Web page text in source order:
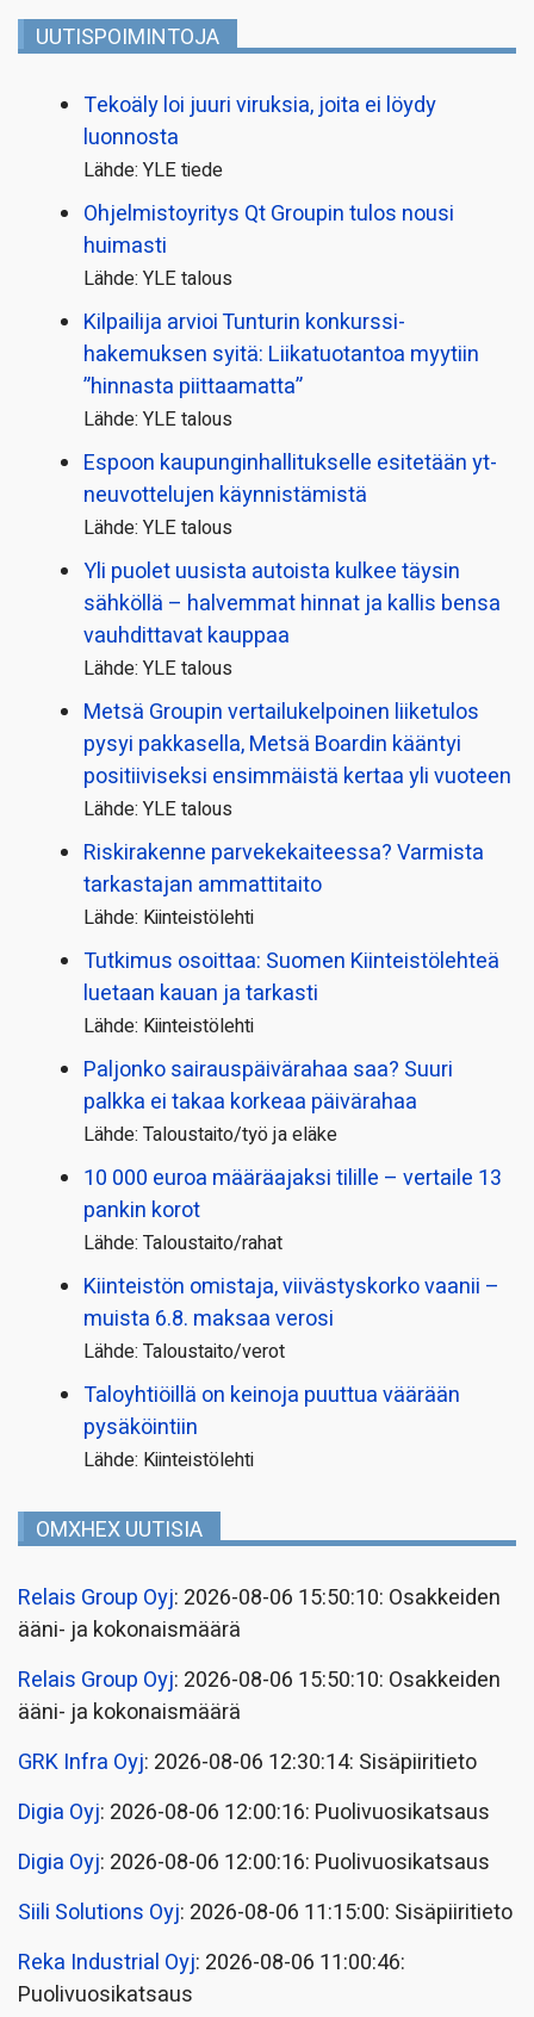
UUTISPOIMINTOJA
Tekoäly loi juuri viruksia, joita ei löydy
luonnosta
Lähde: YLE tiede
Ohjelmistoyritys Qt Groupin tulos nousi
huimasti
Lähde: YLE talous
Kilpailija arvioi Tunturin konkurssi­
hakemuksen syitä: Liikatuotantoa myytiin
”hinnasta piittaamatta”
Lähde: YLE talous
Espoon kaupungin­hallitukselle esitetään yt-
neuvottelujen käynnistämistä
Lähde: YLE talous
Yli puolet uusista autoista kulkee täysin
sähköllä – halvemmat hinnat ja kallis bensa
vauhdittavat kauppaa
Lähde: YLE talous
Metsä Groupin vertailu­kelpoinen liiketulos
pysyi pakkasella, Metsä Boardin kääntyi
positiiviseksi ensimmäistä kertaa yli vuoteen
Lähde: YLE talous
Riskirakenne parvekekaiteessa? Varmista
tarkastajan ammattitaito
Lähde: Kiinteistölehti
Tutkimus osoittaa: Suomen Kiinteistölehteä
luetaan kauan ja tarkasti
Lähde: Kiinteistölehti
Paljonko sairauspäivä­rahaa saa? Suuri
palkka ei takaa korkeaa päivärahaa
Lähde: Taloustaito/työ ja eläke
10 000 euroa määräajaksi tilille – vertaile 13
pankin korot
Lähde: Taloustaito/rahat
Kiinteistön omistaja, viivästyskorko vaanii –
muista 6.8. maksaa verosi
Lähde: Taloustaito/verot
Taloyhtiöillä on keinoja puuttua väärään
pysäköintiin
Lähde: Kiinteistölehti
OMXHEX UUTISIA
Relais Group Oyj: 2026-08-06 15:50:10: Osakkeiden
ääni- ja kokonaismäärä
Relais Group Oyj: 2026-08-06 15:50:10: Osakkeiden
ääni- ja kokonaismäärä
GRK Infra Oyj: 2026-08-06 12:30:14: Sisäpiiritieto
Digia Oyj: 2026-08-06 12:00:16: Puolivuosikatsaus
Digia Oyj: 2026-08-06 12:00:16: Puolivuosikatsaus
Siili Solutions Oyj: 2026-08-06 11:15:00: Sisäpiiritieto
Reka Industrial Oyj: 2026-08-06 11:00:46:
Puolivuosikatsaus